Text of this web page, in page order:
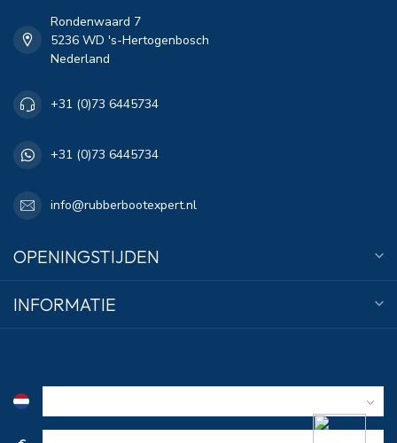
Rondenwaard 7
5236 WD 's-Hertogenbosch
Nederland
+31 (0)73 6445734
+31 (0)73 6445734
info@rubberbootexpert.nl
OPENINGSTIJDEN
INFORMATIE